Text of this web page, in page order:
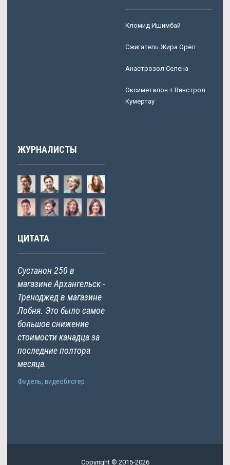
Кломид Ишимбай
Сжигатель Жира Орёл
Анастрозол Селена
Оксиметалон + Винстрол
Кумертау
ЖУРНАЛИСТЫ
ЦИТАТА
Сустанон 250 в
магазине Архангельск -
Треноджед в магазине
Лобня. Это было самое
большое снижение
стоимости канадца за
последние полтора
месяца.
Фидель, видеоблогер
Copyright © 2015-2026